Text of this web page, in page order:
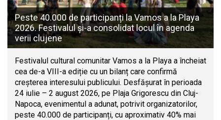
Peste 40.000 de participanți la Vamos a la Playa
2026. Festivalul și-a consolidat locul în agenda
verii clujene
Festivalul cultural comunitar Vamos a la Playa a încheiat
cea de-a VIII-a ediție cu un bilanț care confirmă
creșterea interesului publicului. Desfășurat în perioada
24 iulie – 2 august 2026, pe Plaja Grigorescu din Cluj-
Napoca, evenimentul a adunat, potrivit organizatorilor,
peste 40.000 de participanți, cu aproximativ 40% mai